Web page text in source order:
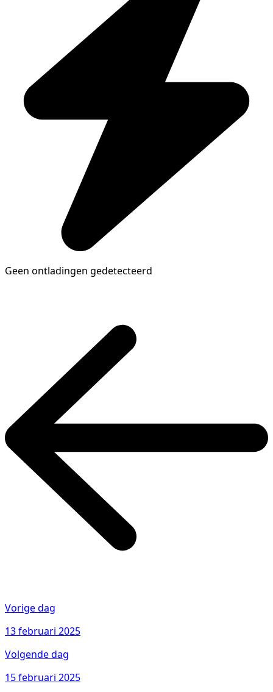
Geen ontladingen gedetecteerd
Vorige dag
13 februari 2025
Volgende dag
15 februari 2025